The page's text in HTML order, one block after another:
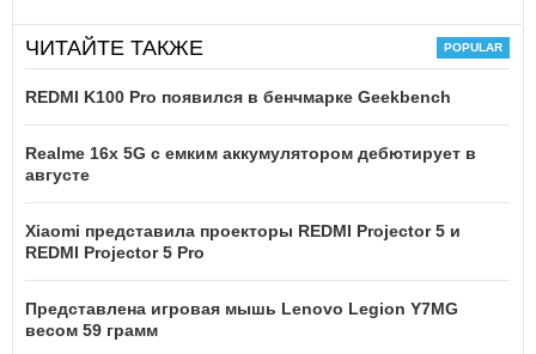
ЧИТАЙТЕ ТАКЖЕ
REDMI K100 Pro появился в бенчмарке Geekbench
Realme 16x 5G с емким аккумулятором дебютирует в
августе
Xiaomi представила проекторы REDMI Projector 5 и
REDMI Projector 5 Pro
Представлена игровая мышь Lenovo Legion Y7MG
весом 59 грамм